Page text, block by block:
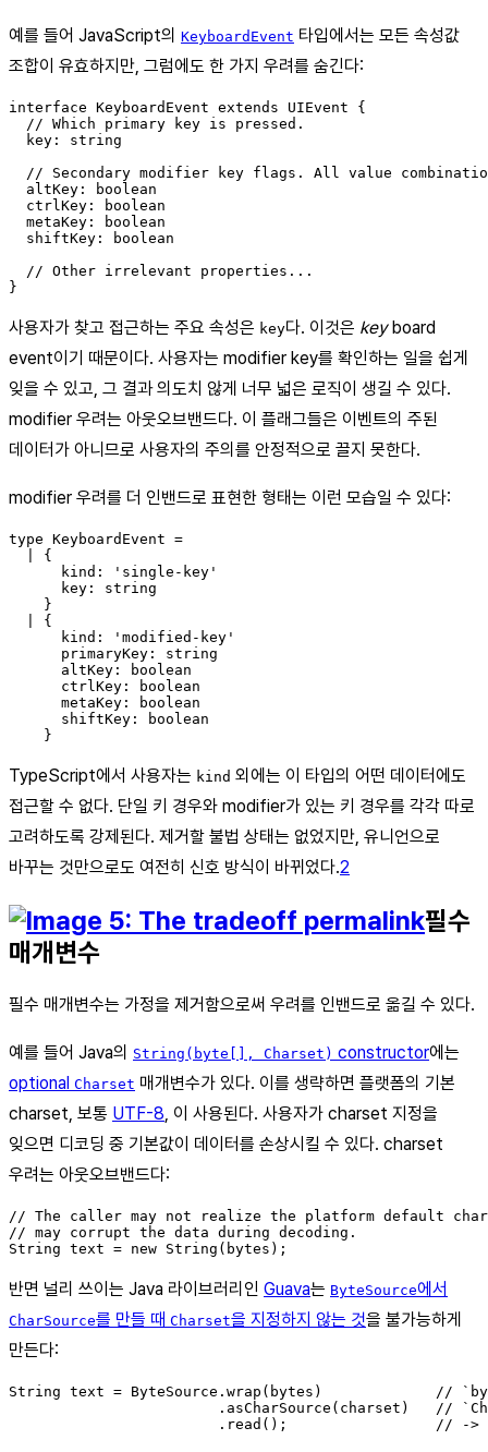
예를 들어 JavaScript의 KeyboardEvent 타입에서는 모든 속성값
조합이 유효하지만, 그럼에도 한 가지 우려를 숨긴다:
interface KeyboardEvent extends UIEvent {
  // Which primary key is pressed.
  key: string
// Secondary modifier key flags. All value
  altKey: boolean
  ctrlKey: boolean
  metaKey: boolean
  shiftKey: boolean
  // Other irrelevant properties...
사용자가 찾고 접근하는 주요 속성은 key다. 이것은 keyboard
event이기 때문이다. 사용자는 modifier key를 확인하는 일을 쉽게
잊을 수 있고, 그 결과 의도치 않게 너무 넓은 로직이 생길 수 있다.
modifier 우려는 아웃오브밴드다. 이 플래그들은 이벤트의 주된
데이터가 아니므로 사용자의 주의를 안정적으로 끌지 못한다.
modifier 우려를 더 인밴드로 표현한 형태는 이런 모습일 수 있다:
type KeyboardEvent =
  | {
      kind: 'single-key'
      key: string
    }
  | {
      kind: 'modified-key'
      primaryKey: string
      altKey: boolean
      ctrlKey: boolean
      metaKey: boolean
      shiftKey: boolean
TypeScript에서 사용자는 kind 외에는 이 타입의 어떤 데이터에도
접근할 수 없다. 단일 키 경우와 modifier가 있는 키 경우를 각각 따로
고려하도록 강제된다. 제거할 불법 상태는 없었지만, 유니언으로
바꾸는 것만으로도 여전히 신호 방식이 바뀌었다.2
필수
매개변수
필수 매개변수는 가정을 제거함으로써 우려를 인밴드로 옮길 수 있다.
예를 들어 Java의 String(byte[], Charset) constructor에는
optional Charset 매개변수가 있다. 이를 생략하면 플랫폼의 기본
charset, 보통 UTF-8, 이 사용된다. 사용자가 charset 지정을
잊으면 디코딩 중 기본값이 데이터를 손상시킬 수 있다. charset
우려는 아웃오브밴드다:
// The caller may not realize the platform default
// may corrupt the data during decoding.
반면 널리 쓰이는 Java 라이브러리인 Guava는 ByteSource에서
CharSource를 만들 때 Charset을 지정하지 않는 것을 불가능하게
만든다:
String text = ByteSource.wrap(bytes)             //
.asCharSource(charset)   //